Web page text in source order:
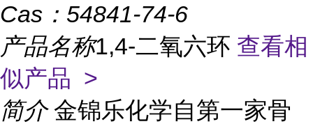
Cas： 54841-74-6
产品名称1,4-二氧六环 查看相
似产品 >
简介 金锦乐化学自第一家骨